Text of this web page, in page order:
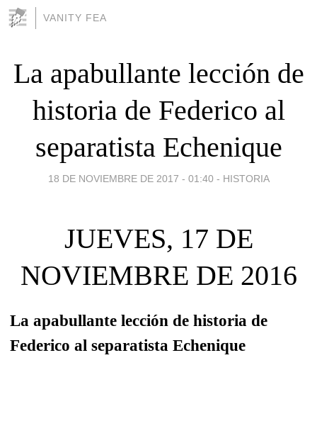
VANITY FEA
La apabullante lección de
historia de Federico al
separatista Echenique
18 DE NOVIEMBRE DE 2017 - 01:40 - HISTORIA
JUEVES, 17 DE
NOVIEMBRE DE 2016
La apabullante lección de historia de
Federico al separatista Echenique